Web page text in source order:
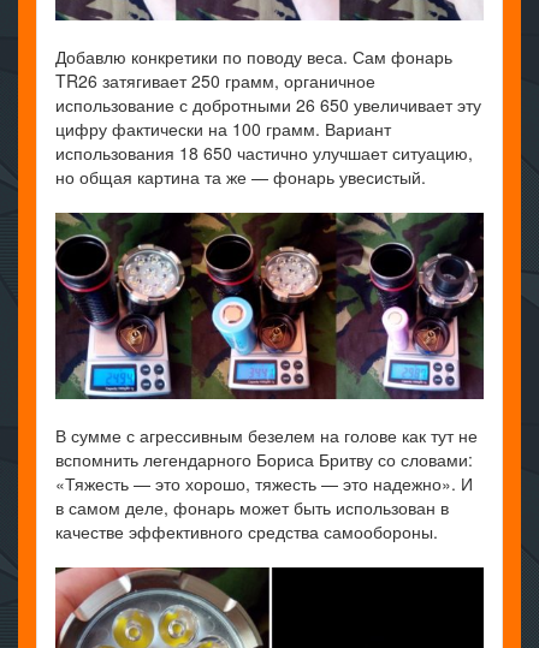
Добавлю конкретики по поводу веса. Сам фонарь
TR26 затягивает 250 грамм, органичное
использование с добротными 26 650 увеличивает эту
цифру фактически на 100 грамм. Вариант
использования 18 650 частично улучшает ситуацию,
но общая картина та же — фонарь увесистый.
В сумме с агрессивным безелем на голове как тут не
вспомнить легендарного Бориса Бритву со словами:
«Тяжесть — это хорошо, тяжесть — это надежно». И
в самом деле, фонарь может быть использован в
качестве эффективного средства самообороны.